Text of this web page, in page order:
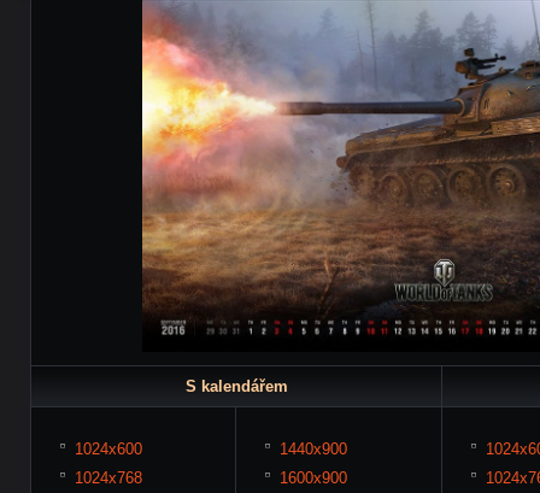
S kalendářem
1024x600
1024x768
1440x900
1600x900